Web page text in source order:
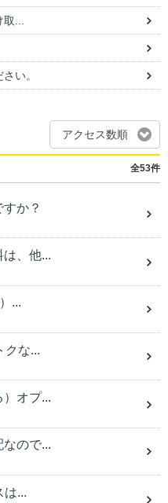
...
い。
アクセス数順
全53件
か？
、他...
...
クな...
オプ...
ので...
は...